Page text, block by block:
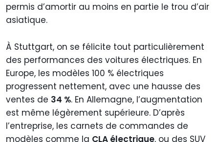
permis d’amortir au moins en partie le trou d’air
asiatique.
À Stuttgart, on se félicite tout particulièrement
des performances des voitures électriques. En
Europe, les modèles 100 % électriques
progressent nettement, avec une hausse des
ventes de 34 %. En Allemagne, l’augmentation
est même légèrement supérieure. D’après
l’entreprise, les carnets de commandes de
modèles comme la CLA électrique, ou des SUV